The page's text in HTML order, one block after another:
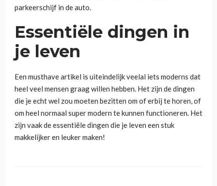
parkeerschijf in de auto.
Essentiële dingen in
je leven
Een musthave artikel is uiteindelijk veelal iets moderns dat
heel veel mensen graag willen hebben. Het zijn de dingen
die je echt wel zou moeten bezitten om of erbij te horen, of
om heel normaal super modern te kunnen functioneren. Het
zijn vaak de essentiële dingen die je leven een stuk
makkelijker en leuker maken!